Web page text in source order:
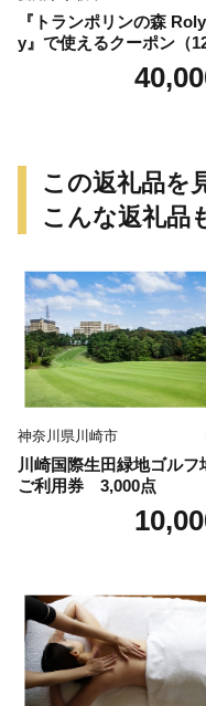
『トランポリンの森
y』で使えるクーポン（
この返礼品を
こんな返礼品
神奈川県川崎市
川崎国際生田緑地ゴル
ご利用券 3,000点